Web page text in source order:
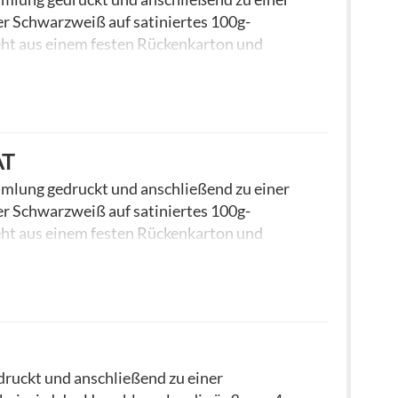
Schwarzweiß auf satiniertes 100g-
aus einem festen Rückenkarton und
Kunststoff-Spirale oder einer
gedruckt und anschließend zu einer
Schwarzweiß auf satiniertes 100g-
aus einem festen Rückenkarton und
Kunststoff-Spirale oder einer
und anschließend zu einer